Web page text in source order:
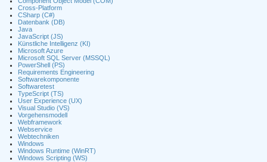
Cross-Platform
CSharp (C#)
Datenbank (DB)
Java
JavaScript (JS)
Künstliche Intelligenz (KI)
Microsoft Azure
Microsoft SQL Server (MSSQL)
PowerShell (PS)
Requirements Engineering
Softwarekomponente
Softwaretest
TypeScript (TS)
User Experience (UX)
Visual Studio (VS)
Vorgehensmodell
Webframework
Webservice
Webtechniken
Windows
Windows Runtime (WinRT)
Windows Scripting (WS)